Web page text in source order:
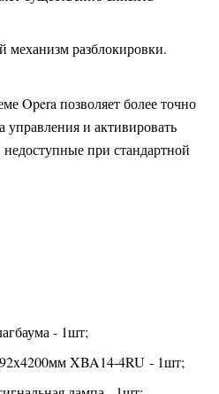
разблокировки.
Opera позволяет более точно
управления и активировать
при стандартной
- 1шт;
XBA14-4RU - 1шт;